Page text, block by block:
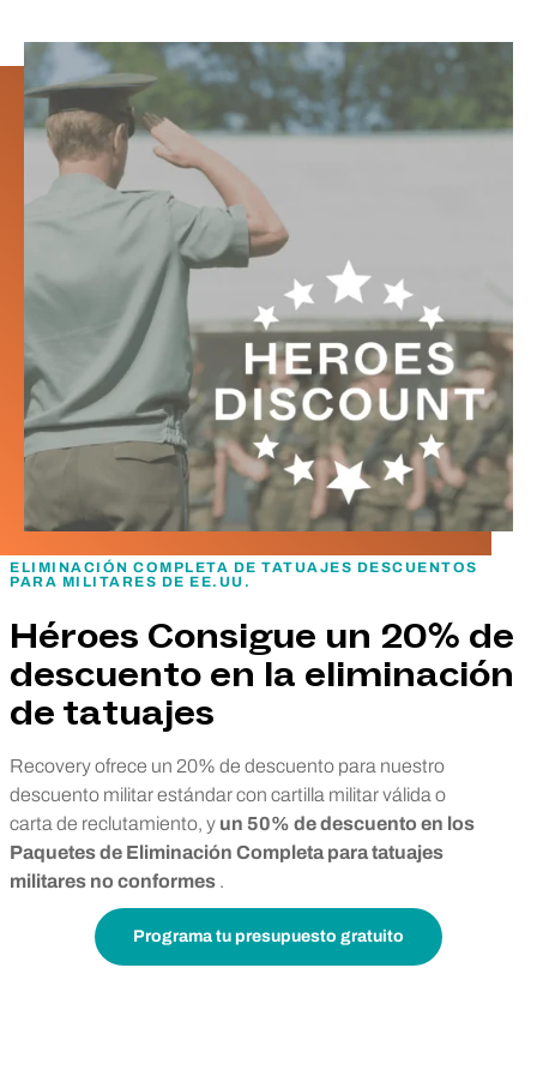
ELIMINACIÓN COMPLETA DE TATUAJES DESCUENTOS
PARA MILITARES DE EE.UU.
Héroes Consigue un 20% de
descuento en la eliminación
de tatuajes
Recovery ofrece un 20% de descuento para nuestro
descuento militar estándar con cartilla militar válida o
carta de reclutamiento, y un 50% de descuento en los
Paquetes de Eliminación Completa para tatuajes
militares no conformes .
Programa tu presupuesto gratuito